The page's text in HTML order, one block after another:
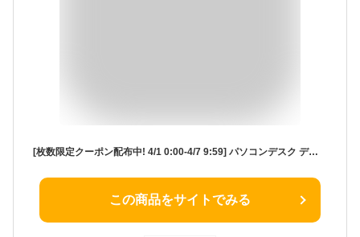
[枚数限定クーポン配布中! 4/1 0:00-4/7 9:59] パソコンデスク デスク 机 180 書斎 収納 システムデスク ゲーミングデスク オフィスデスク 学習机 PCデスク パソコン台 本棚 勉強机 学習デスク 子供 奥行70cm 作業台 在宅 テレワーク 高校生 大学生 大人 部屋
この商品をサイトでみる